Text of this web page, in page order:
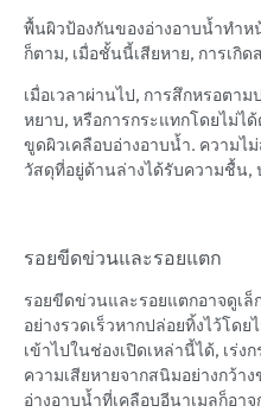
พื้นผิวป้องกันของอ่างอาบน้ำทำห
ก็ตาม, เมื่อชั้นนี้เสียหาย, การเกิ
เมื่อเวลาผ่านไป, การสึกหรอตา
หยาบ, หรือการกระแทกโดยไม่ไ
ขูดผิวเคลือบอ่างอาบน้ำ. ความไ
วัสดุที่อยู่ด้านล่างได้รับความชื้น,
รอยขีดข่วนและรอยแตก
รอยขีดข่วนและรอยแตกอาจดูเ
อย่างรวดเร็วหากปล่อยทิ้งไว้โด
เข้าไปในช่องเปิดเหล่านี้ได้, เร่
ความเสียหายจากสนิมอย่างกว้า
อ่างอาบน้ำที่เคลือบอีนาเมลก็อา